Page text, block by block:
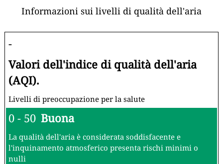
Informazioni sui livelli di qualità dell'aria
-
Valori dell'indice di qualità dell'aria
(AQI).
Livelli di preoccupazione per la salute
0 - 50 Buona
La qualità dell'aria è considerata soddisfacente e
l'inquinamento atmosferico presenta rischi minimi o
nulli